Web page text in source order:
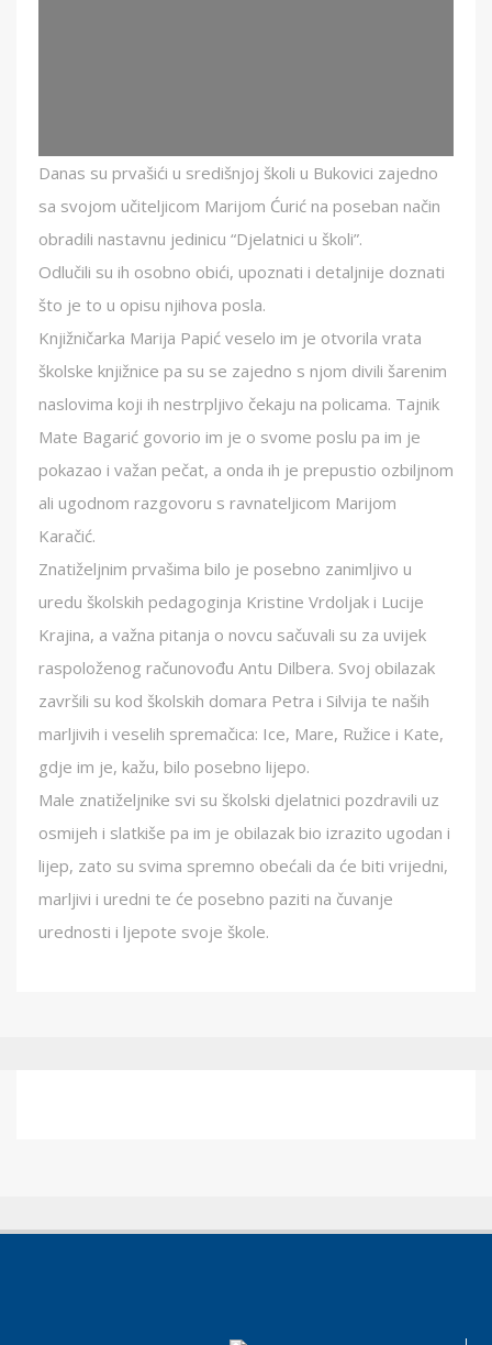
Danas su prvašići u središnjoj školi u Bukovici zajedno
sa svojom učiteljicom Marijom Ćurić na poseban način
obradili nastavnu jedinicu “Djelatnici u školi”.
Odlučili su ih osobno obići, upoznati i detaljnije doznati
što je to u opisu njihova posla.
Knjižničarka Marija Papić veselo im je otvorila vrata
školske knjižnice pa su se zajedno s njom divili šarenim
naslovima koji ih nestrpljivo čekaju na policama. Tajnik
Mate Bagarić govorio im je o svome poslu pa im je
pokazao i važan pečat, a onda ih je prepustio ozbiljnom
ali ugodnom razgovoru s ravnateljicom Marijom
Karačić.
Znatiželjnim prvašima bilo je posebno zanimljivo u
uredu školskih pedagoginja Kristine Vrdoljak i Lucije
Krajina, a važna pitanja o novcu sačuvali su za uvijek
raspoloženog računovođu Antu Dilbera. Svoj obilazak
završili su kod školskih domara Petra i Silvija te naših
marljivih i veselih spremačica: Ice, Mare, Ružice i Kate,
gdje im je, kažu, bilo posebno lijepo.
Male znatiželjnike svi su školski djelatnici pozdravili uz
osmijeh i slatkiše pa im je obilazak bio izrazito ugodan i
lijep, zato su svima spremno obećali da će biti vrijedni,
marljivi i uredni te će posebno paziti na čuvanje
urednosti i ljepote svoje škole.